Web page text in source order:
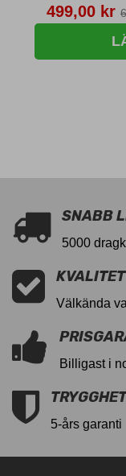
Pris
499,00 kr
SNABB
5000
KVALITET
Välkända
Billigast i
TRYGGHET
5-års garanti